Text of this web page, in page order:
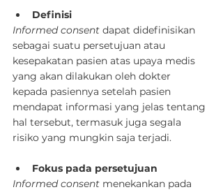
Definisi
Informed consent dapat didefinisikan
sebagai suatu persetujuan atau
kesepakatan pasien atas upaya medis
yang akan dilakukan oleh dokter
kepada pasiennya setelah pasien
mendapat informasi yang jelas tentang
hal tersebut, termasuk juga segala
risiko yang mungkin saja terjadi.
Fokus pada persetujuan
Informed consent menekankan pada